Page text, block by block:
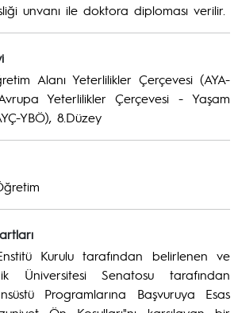
unvanı ile doktora diploması verilir.
Alanı Yeterlilikler Çerçevesi (AYA-
Yeterlilikler Çerçevesi - Yaşam
YBÖ), 8.Düzey
Kurulu tarafından belirlenen ve
Üniversitesi Senatosu tarafından
Programlarına Başvuruya Esas